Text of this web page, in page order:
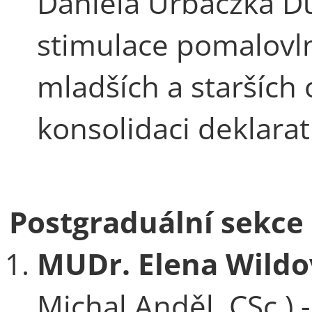
stimulace
mladších a starších
konsolidaci
Postgraduální
MUDr. Elena